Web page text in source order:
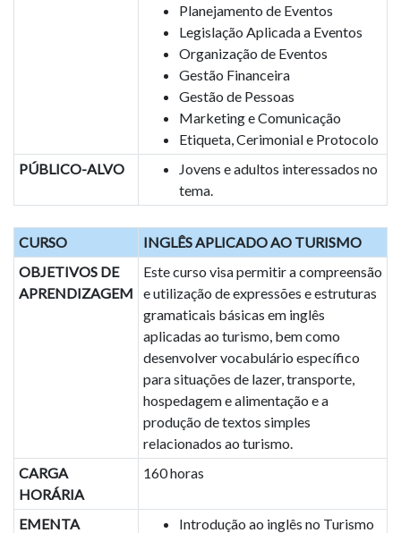
Planejamento de Eventos
Legislação Aplicada a Eventos
Organização de Eventos
Gestão Financeira
Gestão de Pessoas
Marketing e Comunicação
Etiqueta, Cerimonial e Protocolo
PÚBLICO-ALVO
Jovens e adultos interessados no
tema.
CURSO
INGLÊS APLICADO AO TURISMO
OBJETIVOS DE
APRENDIZAGEM
Este curso visa permitir a compreensão
e utilização de expressões e estruturas
gramaticais básicas em inglês
aplicadas ao turismo, bem como
desenvolver vocabulário específico
para situações de lazer, transporte,
hospedagem e alimentação e a
produção de textos simples
relacionados ao turismo.
CARGA
HORÁRIA
160 horas
EMENTA
Introdução ao inglês no Turismo